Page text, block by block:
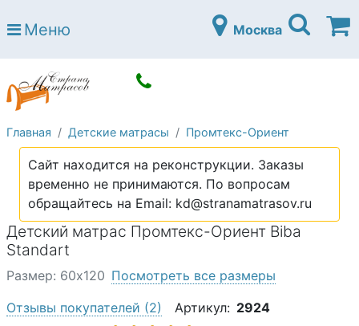
Страна матрасов
Open submenu (Матрасы)
Open submenu (Кровати)
Кровати
Open submenu (Аксессуары)
Open submenu (Диваны)
Диваны
Open submenu (Постельное белье)
Постельное белье
Open submenu (Мебель)
Мебель
Open submenu (Основания)
Основания
Детские матрасы
Детские кровати
Меню Москва
Главная Детские матрасы Промтекс-Ориент
Сайт находится на реконструкции. Заказы
временно не принимаются. По вопросам
обращайтесь на Email: kd@stranamatrasov.ru
Детский матрас Промтекс-Ориент Biba
Standart
Размер: 60х120 Посмотреть все размеры
Отзывы покупателей (2) Артикул: 2924